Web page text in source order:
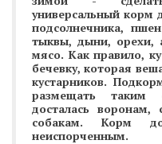
универсальный
подсолнечника,
тыквы, дыни, орехи,
мясо. Как правило,
бечевку, которая
кустарников.
размещать
досталась
собакам. Корм
неиспорченным.